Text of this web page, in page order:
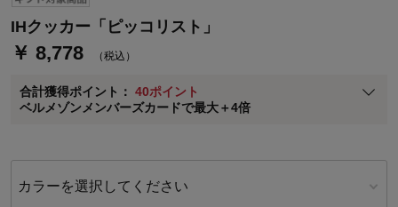
IHクッカー「ピッコリスト」
￥ 8,778 （税込）
合計獲得ポイント： 40ポイント
ベルメゾンメンバーズカードで最大＋4倍
通常商品送料無料 返品引取無料（JCBのみ）
即時入会なら更に500円OFFクーポンプレゼント
※メンバーズカードの加算ポイントはステージ倍率適用前の基本ポイント
に対して適用されます。
カラーを選択してください